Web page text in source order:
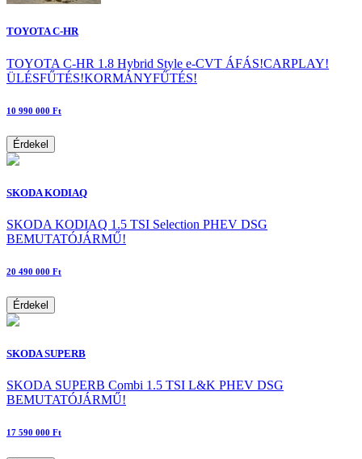
TOYOTA C-HR
TOYOTA C-HR 1.8 Hybrid Style e-CVT ÁFÁS!CARPLAY!
ÜLÉSFŰTÉS!KORMÁNYFŰTÉS!
10 990 000 Ft
Érdekel
SKODA KODIAQ
SKODA KODIAQ 1.5 TSI Selection PHEV DSG
BEMUTATÓJÁRMŰ!
20 490 000 Ft
Érdekel
SKODA SUPERB
SKODA SUPERB Combi 1.5 TSI L&K PHEV DSG
BEMUTATÓJÁRMŰ!
17 590 000 Ft